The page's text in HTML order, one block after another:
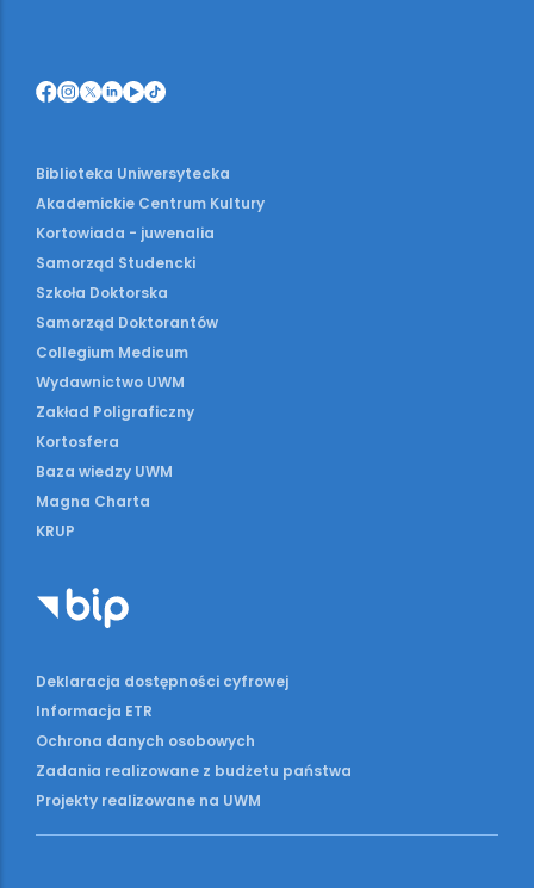
Biblioteka Uniwersytecka
Akademickie Centrum Kultury
Kortowiada - juwenalia
Samorząd Studencki
Szkoła Doktorska
Samorząd Doktorantów
Collegium Medicum
Wydawnictwo UWM
Zakład Poligraficzny
Kortosfera
Baza wiedzy UWM
Magna Charta
KRUP
Deklaracja dostępności cyfrowej
Informacja ETR
Ochrona danych osobowych
Zadania realizowane z budżetu państwa
Projekty realizowane na UWM